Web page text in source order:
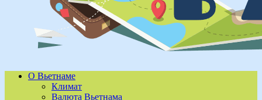
О Вьетнаме
Климат
Валюта Вьетнама